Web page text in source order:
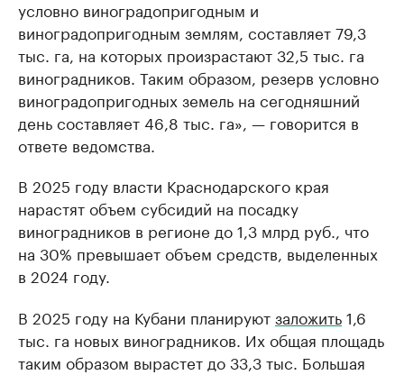
условно виноградопригодным и
виноградопригодным землям, составляет 79,3
тыс. га, на которых произрастают 32,5 тыс. га
виноградников. Таким образом, резерв условно
виноградопригодных земель на сегодняшний
день составляет 46,8 тыс. га», — говорится в
ответе ведомства.
В 2025 году власти Краснодарского края
нарастят объем субсидий на посадку
виноградников в регионе до 1,3 млрд руб., что
на 30% превышает объем средств, выделенных
в 2024 году.
В 2025 году на Кубани планируютзаложить1,6
тыс. га новых виноградников. Их общая площадь
таким образом вырастет до 33,3 тыс. Большая